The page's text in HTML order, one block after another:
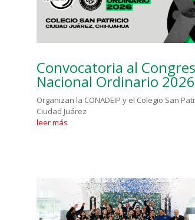
Convocatoria al
Nacional Ordinario 2026
Organizan la CONADEIP y el Colegio San
Ciudad Juárez
leer más